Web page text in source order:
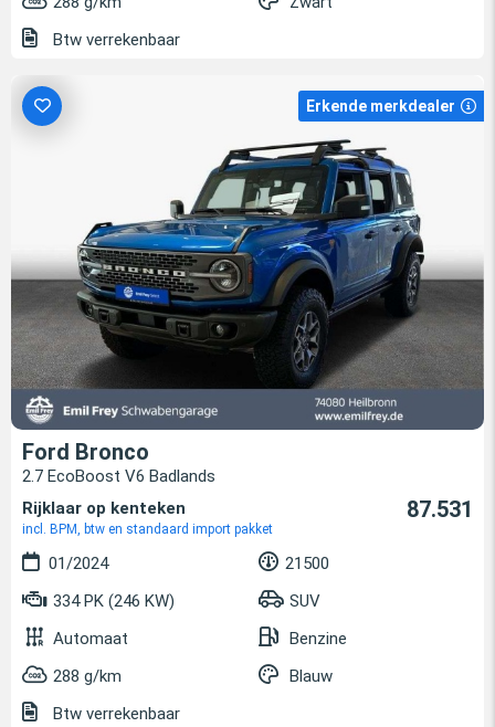
Btw verrekenbaar
Erkende merkdealer
Ford Bronco
2.7 EcoBoost V6 Badlands
Rijklaar op kenteken
incl. BPM, btw en standaard import pakket
87.531
01/2024
21500
334 PK (246 KW)
SUV
Automaat
Benzine
288 g/km
Blauw
Btw verrekenbaar